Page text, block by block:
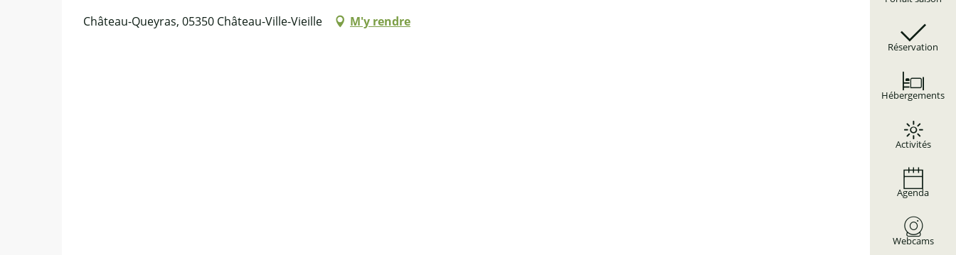
Réservation
Hébergements
Activités
Agenda
Webcams
Château-Queyras, 05350 Château-Ville-Vieille M'y rendre